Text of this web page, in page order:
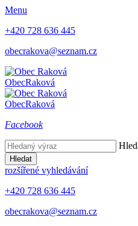
Menu
+420 728 636 445
obecrakova@seznam.cz
ObecRaková
ObecRaková
Facebook
Hledat
rozšířené vyhledávání
+420 728 636 445
obecrakova@seznam.cz